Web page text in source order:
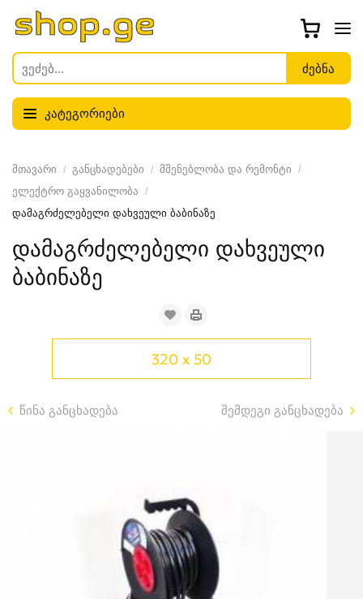
კატეგორიები
მთავარი განცხადებები
მშენებლობა და რემონტი
ელექტრო გაყვანილობა
დამაგრძელებელი დახვეული ბაბინაზე
დამაგრძელებელი დახვეული
ბაბინაზე
320 x 50
წინა განცხადება შემდეგი განცხადება